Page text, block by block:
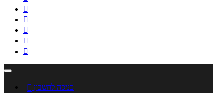





 כניסה לחשבון